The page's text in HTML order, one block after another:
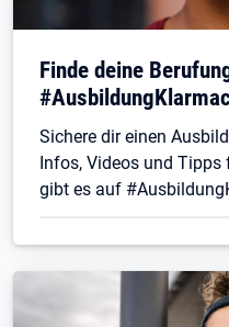
Finde deine
Sichere dir einen
Infos, Videos und Tipps
gibt es auf